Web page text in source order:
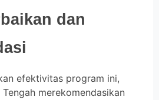
dan
efektivitas program ini,
merekomendasikan